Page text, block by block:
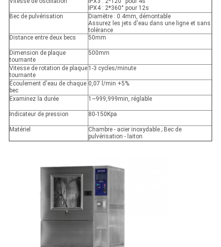
IPX4 : 2*360° pour 12s
Bec de pulvérisation
Diamètre : 0.4mm, démontable
Assurez les jets d'eau dans une ligne et sans
tolérance
Distance entre deux becs
50mm
Dimension de plaque
tournante
500mm
Vitesse de rotation de plaque
tournante
1-3 cycles/minute
Écoulement d'eau de chaque
bec
0,07 l/min +5%
Examinez la durée 1~999,999min, réglable
Indicateur de pression 80-150Kpa
Matériel
Chambre - acier inoxydable ; Bec de
pulvérisation - laiton